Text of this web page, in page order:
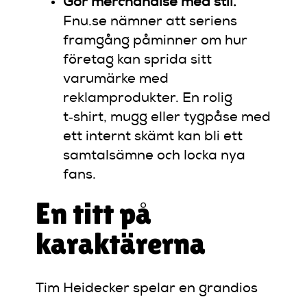
Gör merchandise med stil.
Fnu.se nämner att seriens
framgång påminner om hur
företag kan sprida sitt
varumärke med
reklamprodukter. En rolig
t‑shirt, mugg eller tygpåse med
ett internt skämt kan bli ett
samtalsämne och locka nya
fans.
En titt på
karaktärerna
Tim Heidecker spelar en grandios